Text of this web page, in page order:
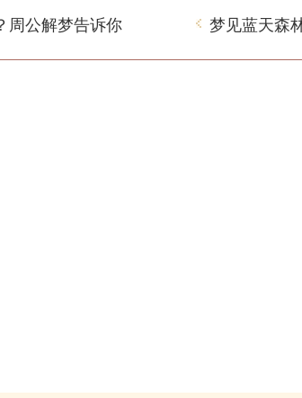
周公解梦告诉你
梦见蓝天森